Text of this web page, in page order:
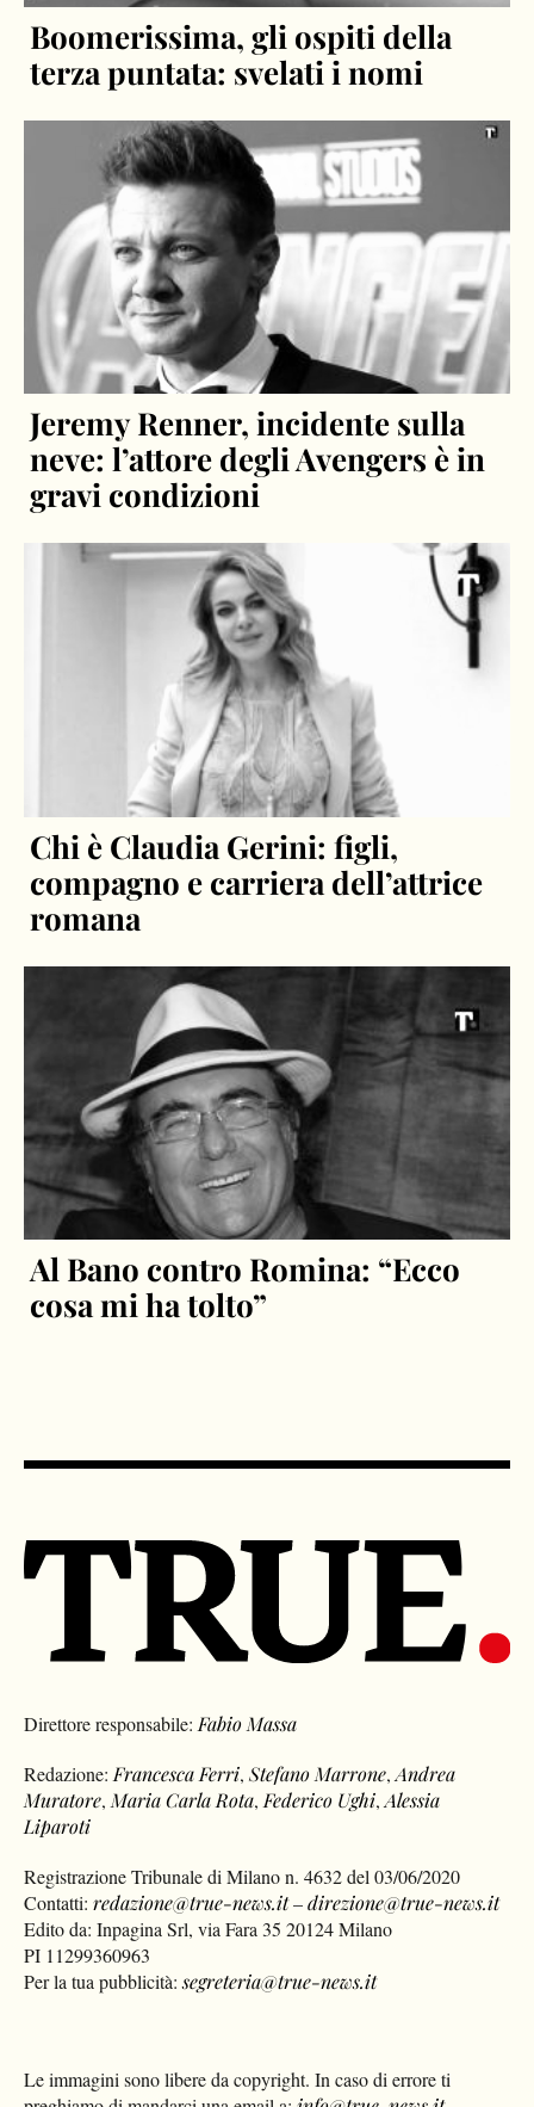
Boomerissima, gli ospiti della
terza puntata: svelati i nomi
Jeremy Renner, incidente sulla
neve: l’attore degli Avengers è in
gravi condizioni
Chi è Claudia Gerini: figli,
compagno e carriera dell’attrice
romana
Al Bano contro Romina: “Ecco
cosa mi ha tolto”
Direttore responsabile: Fabio Massa
Redazione: Francesca Ferri,Stefano Marrone,Andrea
Muratore, Maria Carla Rota, Federico Ughi,Alessia
Liparoti
Registrazione Tribunale di Milano n. 4632 del 03/06/2020
Contatti:redazione@true-news.it–direzione@true-news.it
Edito da: Inpagina Srl, via Fara 35 20124 Milano
PI 11299360963
Per la tua pubblicità:segreteria@true-news.it
Le immagini sono libere da copyright. In caso di errore ti